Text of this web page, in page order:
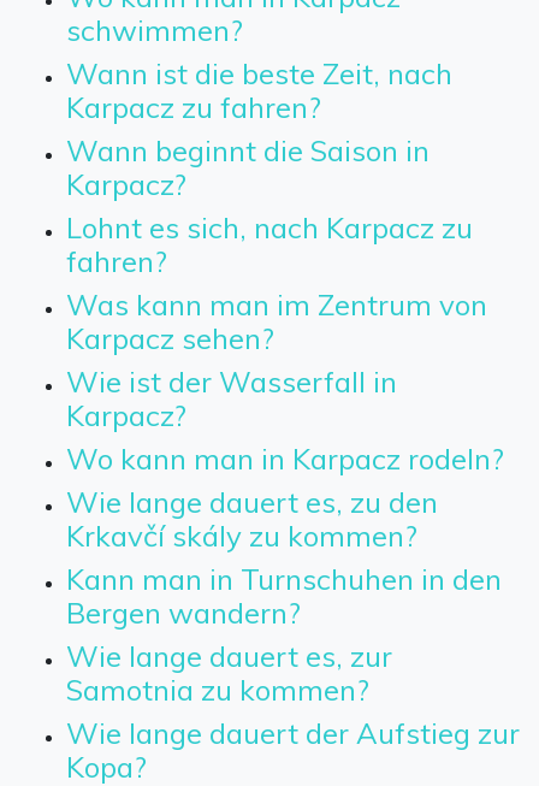
schwimmen?
Wann ist die beste Zeit, nach
Karpacz zu fahren?
Wann beginnt die Saison in
Karpacz?
Lohnt es sich, nach Karpacz zu
fahren?
Was kann man im Zentrum von
Karpacz sehen?
Wie ist der Wasserfall in
Karpacz?
Wo kann man in Karpacz rodeln?
Wie lange dauert es, zu den
Krkavčí skály zu kommen?
Kann man in Turnschuhen in den
Bergen wandern?
Wie lange dauert es, zur
Samotnia zu kommen?
Wie lange dauert der Aufstieg zur
Kopa?